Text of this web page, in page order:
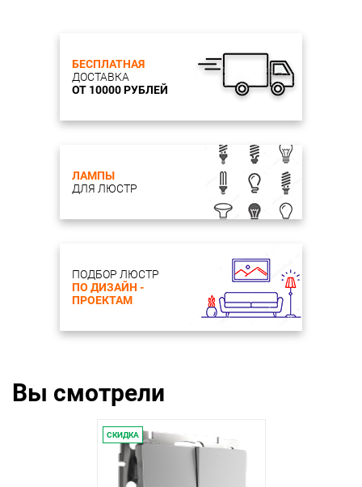
БЕСПЛАТНАЯ
ДОСТАВКА
ОТ 10000 РУБЛЕЙ
ЛАМПЫ
ДЛЯ ЛЮСТР
ПОДБОР ЛЮСТР
ПО ДИЗАЙН -
ПРОЕКТАМ
Вы смотрели
СКИДКА